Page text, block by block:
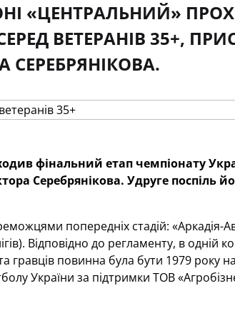
«ЦЕНТРАЛЬНИЙ»
ВЕТЕРАНІВ 35+,
СЕРЕБРЯНІКОВА.
фінальний етап чемпіонату
Серебрянікова. Удруге поспіль
попередніх стадій: «Аркадія-
Відповідно до регламенту, в одній
гравців повинна була бути 1979 року
України за підтримки ТОВ